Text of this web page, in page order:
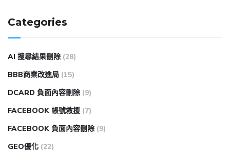
Categories
AI 搜尋結果刪除 (28)
BBB商業改進局 (15)
DCARD 負面內容刪除 (9)
FACEBOOK 帳號救援 (7)
FACEBOOK 負面內容刪除 (9)
GEO優化 (22)